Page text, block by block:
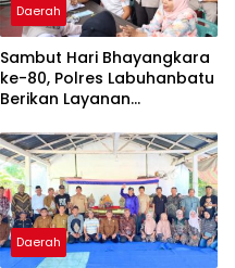
Daerah
Sambut Hari Bhayangkara
ke-80, Polres Labuhanbatu
Berikan Layanan
Daerah